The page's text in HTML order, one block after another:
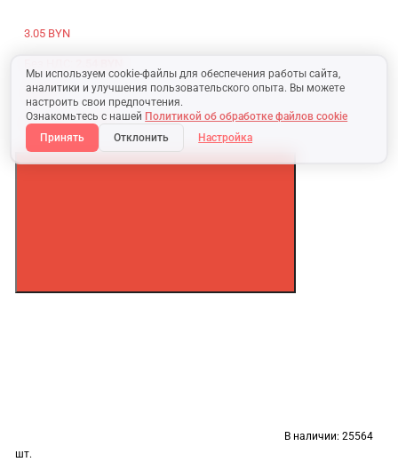
Мы используем cookie-файлы для обеспечения работы сайта,
аналитики и улучшения пользовательского опыта. Вы можете
настроить свои предпочтения.
Ознакомьтесь с нашей Политикой об обработке файлов cookie
Принять
Отклонить Настройка
3.05 BYN
92.84 ₽
Без НДС:76.10 ₽
В наличии: 25564
шт.